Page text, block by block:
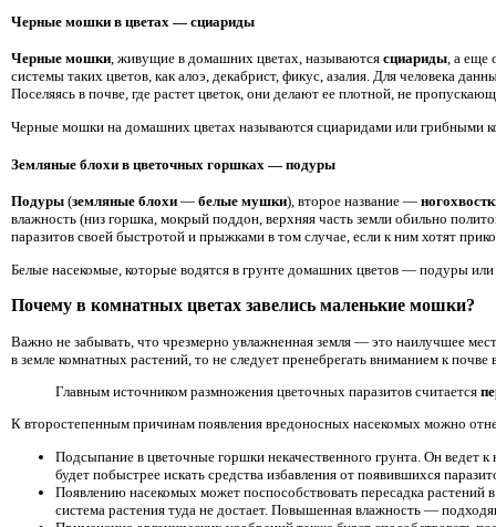
Черные мошки в цветах — сциариды
Черные мошки, живущие в домашних цветах, называются сциариды, а еще
системы таких цветов, как алоэ, декабрист, фикус, азалия. Для человека
Поселяясь в почве, где растет цветок, они делают ее плотной, не
Черные мошки на домашних цветах называются сциаридами или грибными
Земляные блохи в цветочных горшках — подуры
Подуры (земляные блохи — белые мушки), второе название —
влажность (низ горшка, мокрый поддон, верхняя часть земли обильно
паразитов своей быстротой и прыжками в том случае, если к ним хотят
Белые насекомые, которые водятся в грунте домашних цветов — подуры или
Почему в комнатных цветах завелись маленькие мошки?
Важно не забывать, что чрезмерно увлажненная земля — это наилучшее
в земле комнатных растений, то не следует пренебрегать вниманием к почве
Главным источником размножения цветочных паразитов считается
К второстепенным причинам появления вредоносных насекомых можно
Подсыпание в цветочные горшки некачественного грунта. Он ведет
будет побыстрее искать средства избавления от появившихся
Появлению насекомых может поспособствовать пересадка растений
система растения туда не достает. Повышенная влажность —